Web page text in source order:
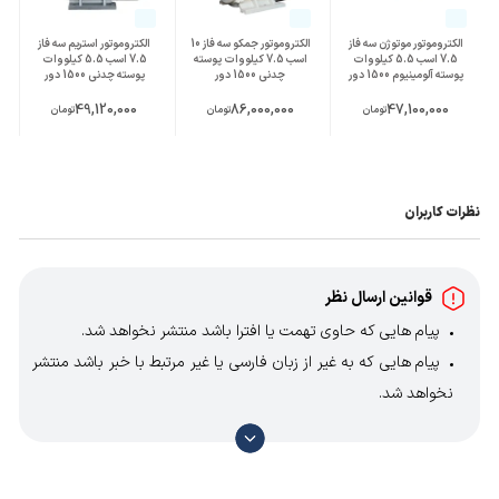
الکتروموتور موتوژن سه فاز
7.5 اسب 5.5 کیلووات
پوسته آلومینیوم 1500 دور
47,100,000تومان
الکتروموتور جمکو سه فاز 10
اسب 7.5 کیلووات پوسته
چدنی 1500 دور
86,000,000تومان
الکتروموتور استریم سه فاز
7.5 اسب 5.5 کیلووات
پوسته چدنی 1500 دور
49,120,000تومان
نظرات کاربران
قوانین ارسال نظر
پیام هایی که حاوی تهمت یا افترا باشد منتشر نخواهد شد.
پیام هایی که به غیر از زبان فارسی یا غیر مرتبط با خبر باشد منتشر
نخواهد شد.
با توجه به آن که امکان موافقت یا مخالفت با محتوای نظرات
وجود دارد، معمولا نظراتی که محتوای مشابه دارند، انتشار نمی‌یابند